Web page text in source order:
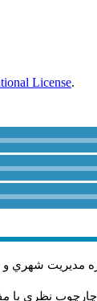
License.
مديريت شهري
نظری یا